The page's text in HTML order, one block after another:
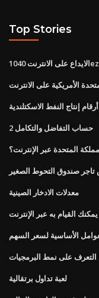
Top Stories
الايداع على الانترنت 1040ez
الأمريكية على الانترنت
أرقام إنتاج النفط الاسكتلندية
حساب التفاضل والتكامل 2
المتحدة عبر الإنترنت؟
صندوق التحوط الصغير
معدلات الادخار الصينية
القيام به عبر الإنترنت
الأساسية لسعر السهم
على نمط البرمجيات
لعبة تداول برتقالية